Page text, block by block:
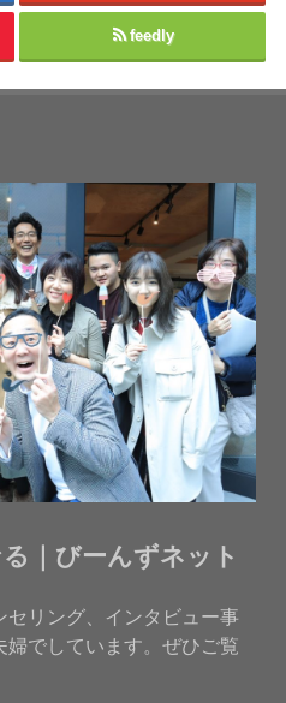
feedly
｜びーんずネット
リング、インタビュー事
でしています。ぜひご覧